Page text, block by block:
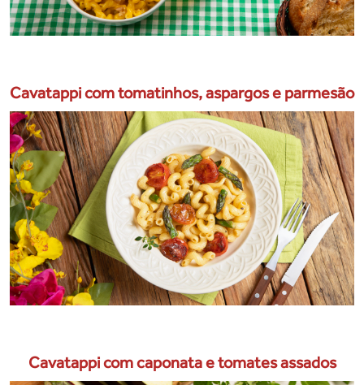
Cavatappi com tomatinhos, aspargos e parmesão
Cavatappi com caponata e tomates assados